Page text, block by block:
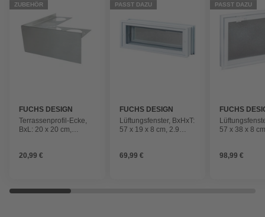
ZUBEHÖR
FUCHS DESIGN
Terrassenprofil-Ecke,
BxL: 20 x 20 cm,
20,99 €
PASST DAZU
FUCHS DESIGN
Lüftungsfenster, BxHxT:
57 x 19 x 8 cm, 2.9
69,99 €
PASST DAZU
FUCHS
57 x 38 x 8
98,99 €